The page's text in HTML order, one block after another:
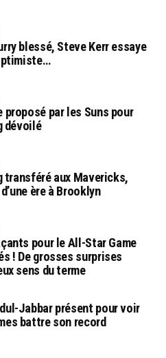
blessé, Steve Kerr essaye
proposé par les Suns pour
dévoilé
transféré aux Mavericks,
ère à Brooklyn
pour le All-Star Game
! De grosses surprises
sens du terme
Jabbar présent pour voir
battre son record